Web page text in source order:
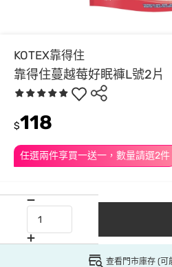
KOTEX靠得住
靠得住蔓越莓好眠褲L號2片
任選兩件享買一送一，數量請選2件
$118
查看門市庫存 (可